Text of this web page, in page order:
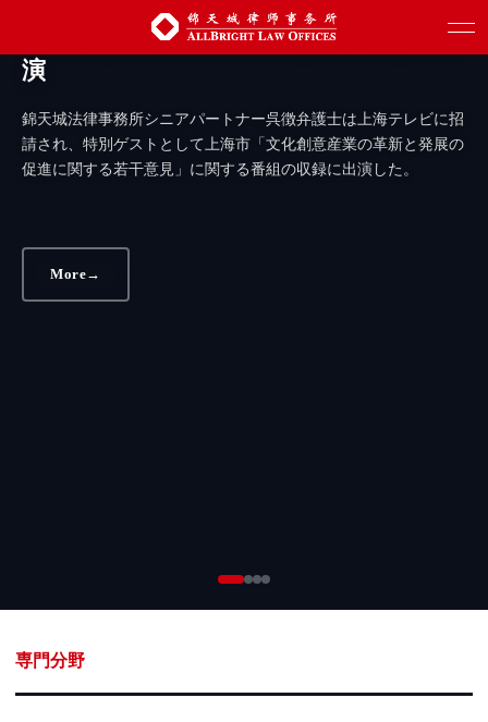
錦天城弁護士は上海市政府「文創50条」
をめぐる上海テレビ局特別取材番組に出
演
錦天城法律事務所シニアパートナー呉徴弁護士は上海テレビに招
請され、特別ゲストとして上海市「文化創意産業の革新と発展の
促進に関する若干意見」に関する番組の収録に出演した。
More→
専門分野